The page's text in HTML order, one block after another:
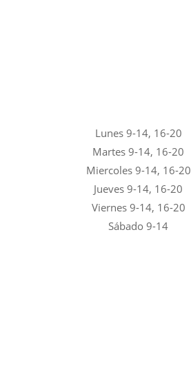
Lunes 9-14, 16-20
Martes 9-14, 16-20
Miercoles 9-14, 16-20
Jueves 9-14, 16-20
Viernes 9-14, 16-20
Sábado 9-14